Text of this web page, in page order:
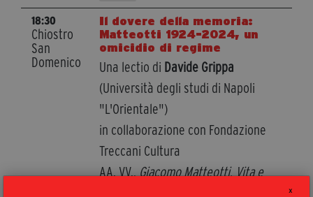
X
18:30
Chiostro
San
Domenico
Il dovere della memoria:
Matteotti 1924-2024, un
omicidio di regime
Una lectio di Davide Grippa
(Università degli studi di Napoli
"L'Orientale")
in collaborazione con Fondazione
Treccani Cultura
AA. VV.,Giacomo Matteotti. Vita e